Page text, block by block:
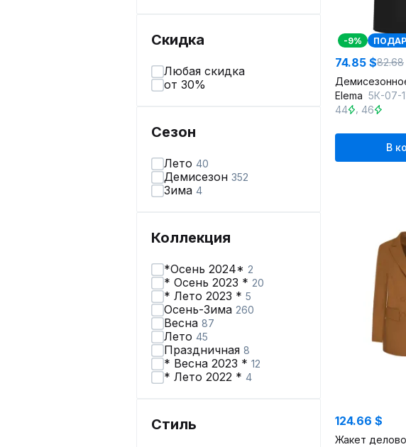
Скидка
Любая скидка
от 30%
Сезон
Лето 40
Демисезон 352
Зима 4
Коллекция
*Осень 2024* 2
* Осень 2023 * 20
* Лето 2023 * 5
Осень-Зима 260
Весна 87
Лето 45
Праздничная 8
* Весна 2023 * 12
* Лето 2022 * 4
Стиль
-9%
74.85 $82.68
Elema 5К-07-
44
46
В
124.66 $